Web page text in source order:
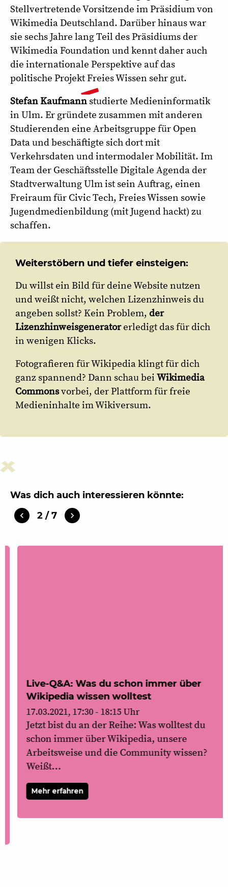
Stellvertretende Vorsitzende im Präsidium von
Wikimedia Deutschland. Darüber hinaus war
sie sechs Jahre lang Teil des Präsidiums der
Wikimedia Foundation und kennt daher auch
die internationale Perspektive auf das
politische Projekt Freies Wissen sehr gut.
Stefan Kaufmann studierte Medieninformatik
in Ulm. Er gründete zusammen mit anderen
Studierenden eine Arbeitsgruppe für Open
Data und beschäftigte sich dort mit
Verkehrsdaten und intermodaler Mobilität. Im
Team der Geschäftsstelle Digitale Agenda der
Stadtverwaltung Ulm ist sein Auftrag, einen
Freiraum für Civic Tech, Freies Wissen sowie
Jugendmedienbildung (mit Jugend hackt) zu
schaffen.
Weiterstöbern und tiefer einsteigen:
Du willst ein Bild für deine Website nutzen
und weißt nicht, welchen Lizenzhinweis du
angeben sollst? Kein Problem, der
Lizenzhinweisgeneratorerledigt das für dich
in wenigen Klicks.
Fotografieren für Wikipedia klingt für dich
ganz spannend? Dann schau bei Wikimedia
Commonsvorbei, der Plattform für freie
Medieninhalte im Wikiversum.
Was dich auch interessieren könnte:
navigate_before 2/7 navigate_next
Live-Q&A: Was du schon immer über
Wikipedia wissen wolltest
17.03.2021, 17:30 - 18:15 Uhr
Jetzt bist du an der Reihe: Was wolltest du
schon immer über Wikipedia, unsere
Arbeitsweise und die Community wissen?
Weißt…
Mehr erfahren